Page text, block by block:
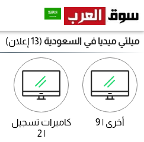
ميلتي ميديا في السعودية (13 إعلان)
أخرى | 9
كاميرات تسجيل
| 2